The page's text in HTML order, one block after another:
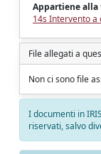
Appartiene
14s Intervento a
File allegati a
Non ci sono file
I documenti in
riservati, salvo